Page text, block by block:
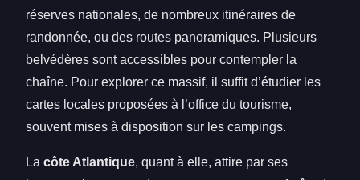
réserves nationales, de nombreux itinéraires de
randonnée, ou des routes panoramiques. Plusieurs
belvédères sont accessibles pour contempler la
chaîne. Pour explorer ce massif, il suffit d’étudier les
cartes locales proposées à l’office du tourisme,
souvent mises à disposition sur les campings.
La côte Atlantique, quant à elle, attire par ses